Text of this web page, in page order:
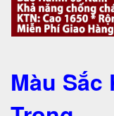
Màu Sắc